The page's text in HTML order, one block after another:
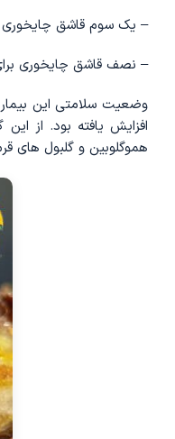
– یک سوم قاشق چایخوری
– نصف قاشق چایخوری
وضعیت سلامتی این
افزایش یافته بود. از
هموگلوبین و گلبول‌ های